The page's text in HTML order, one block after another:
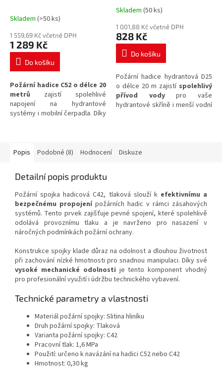
Skladem (>50 ks)
1 559,69 Kč včetně DPH
1 289 Kč
Do košíku
Požární hadice C52 o délce 20
metrů zajistí spolehlivé
napojení na hydrantové
systémy i mobilní čerpadla. Díky
situacích.
spojek
Průměrné
produktu
je
5,0
hvězdiček.
Skladem (50 ks)
1 001,88 Kč včetně DPH
828 Kč
Do košíku
Požární hadice hydrantová D25
o délce 20 m zajistí spolehlivý
přívod vodypro vaše
hydrantové skříně i menší vodní
budovách i v terénu.
Popis Podobné (8) Hodnocení Diskuze
Detailní popis produktu
Požární spojka hadicová C42, tlaková slouží k efektivnímu a
bezpečnému propojenípožárních hadic v rámci zásahových
systémů. Tento prvek zajišťuje pevné spojení, které spolehlivě
odolává provoznímu tlaku a je navrženo pro nasazení v
náročných podmínkách požární ochrany.
Konstrukce spojky klade důraz na odolnost a dlouhou životnost
při zachování nízké hmotnosti pro snadnou manipulaci. Díky své
vysoké mechanické odolnosti je tento komponent vhodný
pro profesionální využití i údržbu technického vybavení.
Technické parametry a vlastnosti
Materiál požární spojky: Slitina hliníku
Druh požární spojky: Tlaková
Varianta požární spojky: C42
Pracovní tlak: 1,6 MPa
Použití: určeno k navázání na hadici C52 nebo C42
Hmotnost: 0,30 kg